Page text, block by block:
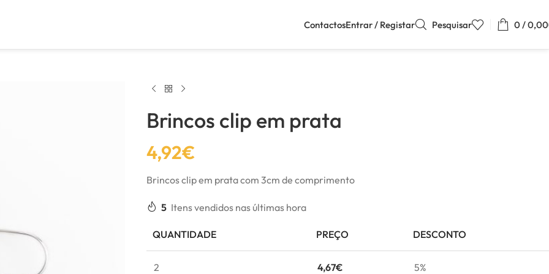
ContactosEntrar / Registar Pesquisar 0/0,00
Brincos clip em prata
4,92€
Brincos clip em prata com 3cm de comprimento
5 Itens vendidos nas últimas hora
QUANTIDADE PREÇO DESCONTO
2 4,67€ 5%